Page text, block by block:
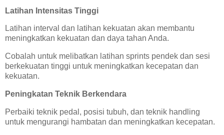
Latihan Intensitas Tinggi
Latihan interval dan latihan kekuatan akan membantu
meningkatkan kekuatan dan daya tahan Anda.
Cobalah untuk melibatkan latihan sprints pendek dan sesi
berkekuatan tinggi untuk meningkatkan kecepatan dan
kekuatan.
Peningkatan Teknik Berkendara
Perbaiki teknik pedal, posisi tubuh, dan teknik handling
untuk mengurangi hambatan dan meningkatkan kecepatan.